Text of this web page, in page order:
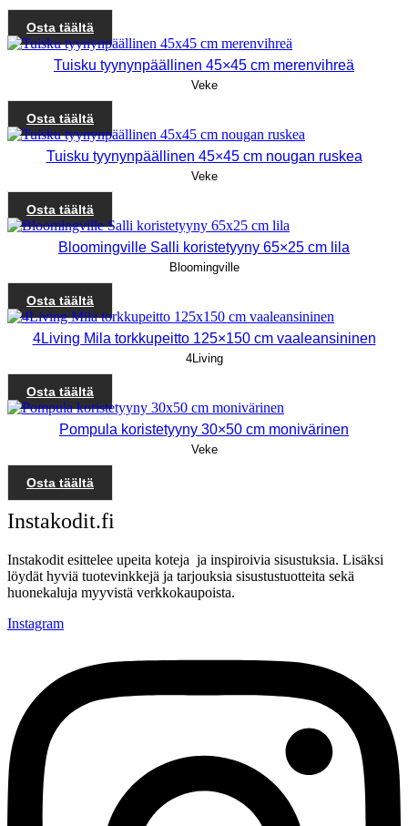
Osta täältä
Tuisku tyynynpäällinen 45×45 cm merenvihreä
Veke
Osta täältä
Tuisku tyynynpäällinen 45×45 cm nougan ruskea
Veke
Osta täältä
Bloomingville Salli koristetyyny 65×25 cm lila
Bloomingville
Osta täältä
4Living Mila torkkupeitto 125×150 cm vaaleansininen
4Living
Osta täältä
Pompula koristetyyny 30×50 cm monivärinen
Veke
Osta täältä
Instakodit.fi
Instakodit esittelee upeita koteja ja inspiroivia sisustuksia. Lisäksi
löydät hyviä tuotevinkkejä ja tarjouksia sisustustuotteita sekä
huonekaluja myyvistä verkkokaupoista.
Instagram